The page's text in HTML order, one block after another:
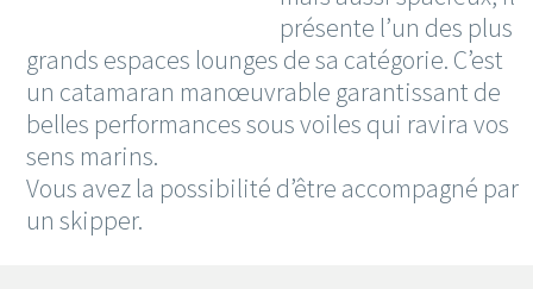
présente l’un des plus
grands espaces lounges de sa catégorie. C’est
un catamaran manœuvrable garantissant de
belles performances sous voiles qui ravira vos
sens marins.
Vous avez la possibilité d’être accompagné par
un skipper.